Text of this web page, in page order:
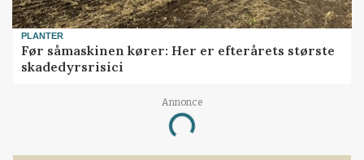
PLANTER
Før såmaskinen kører: Her er efterårets største
skadedyrsrisici
Annonce
Loading...